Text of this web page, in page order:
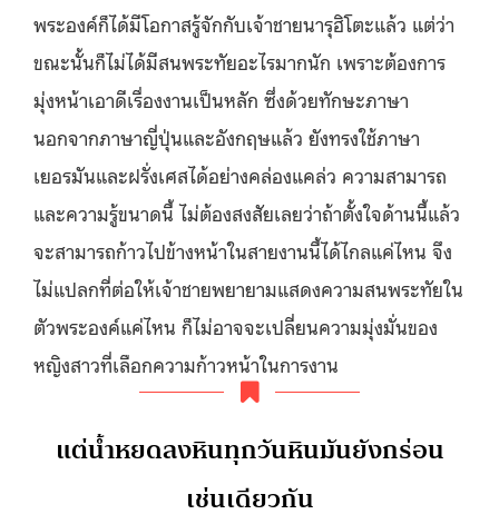
พระองค์ก็ได้มีโอกาสรู้จักกับเจ้าชายนารุฮิโตะแล้ว แต่ว่า
ขณะนั้นก็ไม่ได้มีสนพระทัยอะไรมากนัก เพราะต้องการ
มุ่งหน้าเอาดีเรื่องงานเป็นหลัก ซึ่งด้วยทักษะภาษา
นอกจากภาษาญี่ปุ่นและอังกฤษแล้ว ยังทรงใช้ภาษา
เยอรมันและฝรั่งเศสได้อย่างคล่องแคล่ว ความสามารถ
และความรู้ขนาดนี้ ไม่ต้องสงสัยเลยว่าถ้าตั้งใจด้านนี้แล้ว
จะสามารถก้าวไปข้างหน้าในสายงานนี้ได้ไกลแค่ไหน จึง
ไม่แปลกที่ต่อให้เจ้าชายพยายามแสดงความสนพระทัยใน
ตัวพระองค์แค่ไหน ก็ไม่อาจจะเปลี่ยนความมุ่งมั่นของ
หญิงสาวที่เลือกความก้าวหน้าในการงาน
แต่น้ำหยดลงหินทุกวันหินมันยังกร่อน
เช่นเดียวกัน